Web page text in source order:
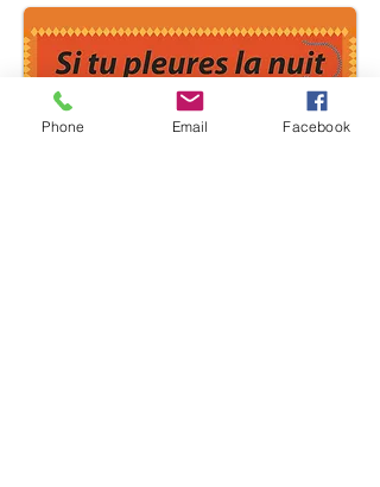
Phone Email Facebook